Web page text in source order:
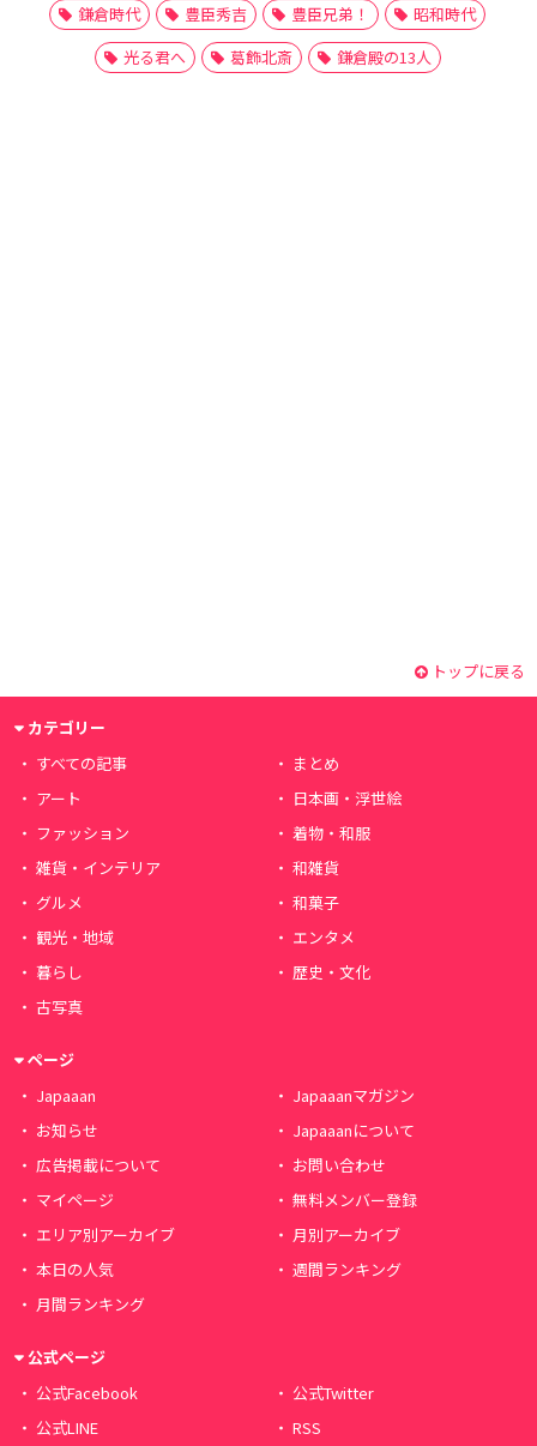
鎌倉時代
豊臣秀吉 豊臣兄弟！
昭和時代
光る君へ
葛飾北斎 鎌倉殿の13人
トップに戻る
カテゴリー
すべての記事
まとめ
アート
日本画・浮世絵
ファッション
着物・和服
雑貨・インテリア
和雑貨
グルメ
和菓子
観光・地域
エンタメ
暮らし
歴史・文化
古写真
ページ
Japaaan
Japaaanマガジン
お知らせ
Japaaanについて
広告掲載について
お問い合わせ
マイページ
無料メンバー登録
エリア別アーカイブ
月別アーカイブ
本日の人気
週間ランキング
月間ランキング
公式ページ
公式Facebook
公式Twitter
公式LINE
RSS